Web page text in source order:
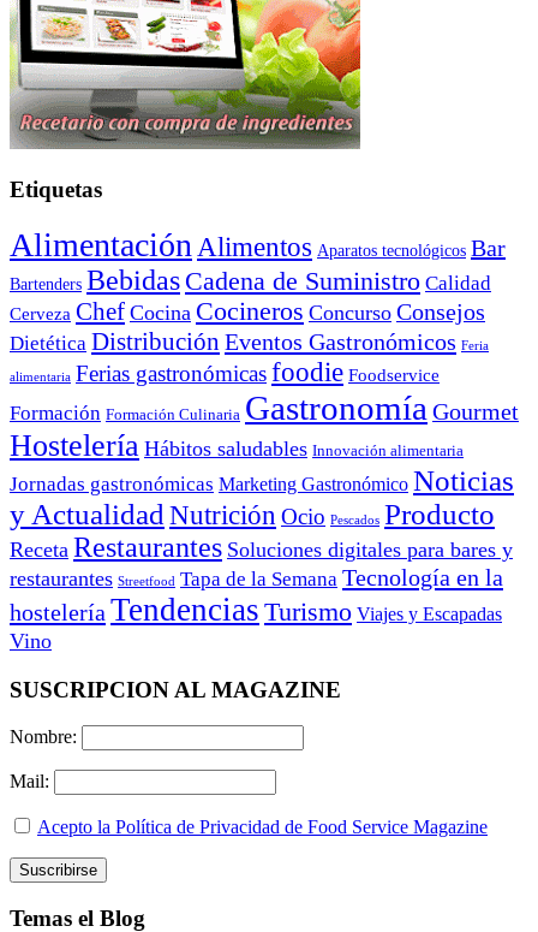
Etiquetas
Alimentación Alimentos Aparatos tecnológicos Bar
Bartenders Bebidas Cadena de Suministro Calidad
Cerveza Chef Cocina Cocineros Concurso Consejos
Dietética Distribución Eventos Gastronómicos Feria
alimentaria Ferias gastronómicasfoodie Foodservice
Formación Formación Culinaria Gastronomía Gourmet
Hostelería Hábitos saludables Innovación alimentaria
Jornadas gastronómicas Marketing Gastronómico Noticias
y Actualidad Nutrición Ocio Pescados Producto
Receta Restaurantes Soluciones digitales para bares y
restaurantes Streetfood Tapa de la Semana Tecnología en la
hostelería Tendencias Turismo Viajes y Escapadas
Vino
SUSCRIPCION AL MAGAZINE
Nombre:
Mail:
Acepto la Política de Privacidad de Food Service Magazine
Temas el Blog